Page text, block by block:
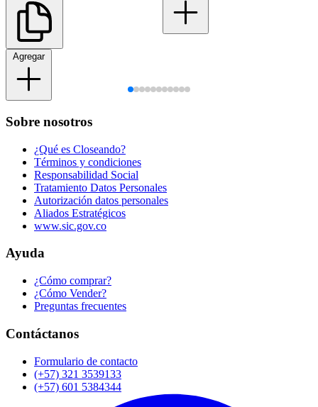
Agregar
Sobre nosotros
¿Qué es Closeando?
Términos y condiciones
Responsabilidad Social
Tratamiento Datos Personales
Autorización datos personales
Aliados Estratégicos
www.sic.gov.co
Ayuda
¿Cómo comprar?
¿Cómo Vender?
Preguntas frecuentes
Contáctanos
Formulario de contacto
(+57) 321 3539133
(+57) 601 5384344